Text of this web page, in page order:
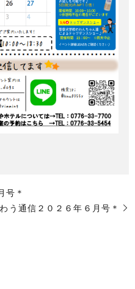
号＊
う通信２０２６年６月号＊